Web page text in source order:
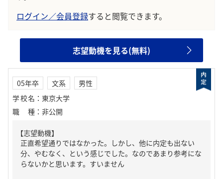
ログイン／会員登録すると閲覧できます。
志望動機を見る(無料)
05年卒 文系
男性
学校名 ： 東京大学
職種 ： 非公開
【志望動機】
正直希望通りではなかった。しかし、他に内定も出ない
分、やむなく、という感じでした。なのであまり参考にな
らないかと思います。すいません